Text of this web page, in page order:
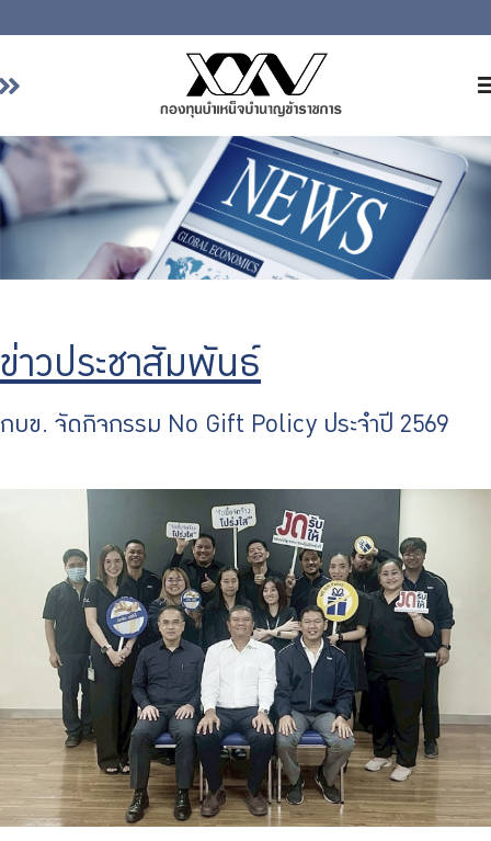
หน้าหลัก
เกี่ยวกับ กบข.
บริการสมาชิก
รายงานผลการดำเนินงาน
จัดซื้อจัดจ้าง
ร่วมงานกับเรา
ไทย Eng
ข่าวประชาสัมพันธ์
กบข. จัดกิจกรรม No Gift Policy ประจำปี 2569